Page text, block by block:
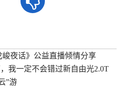
夜话》公益直播倾情分享
我一定不会错过新自由光2.0T
”游